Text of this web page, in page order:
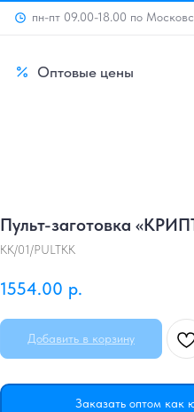
пн-пт 09.00-18.00 по
Оптовые цены
Пульт-заготовка
KK/01/PULTKK
1554.00 р.
Добавить в корзину
Заказать оптом как